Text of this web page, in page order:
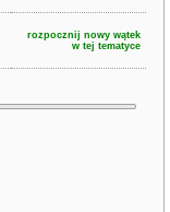
rozpocznij nowy wątek
w tej tematyce